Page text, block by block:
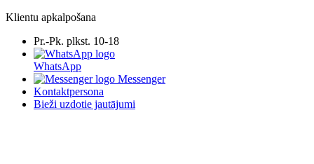
Klientu apkalpošana
Pr.-Pk. plkst. 10-18
WhatsApp
Messenger
Kontaktpersona
Bieži uzdotie jautājumi